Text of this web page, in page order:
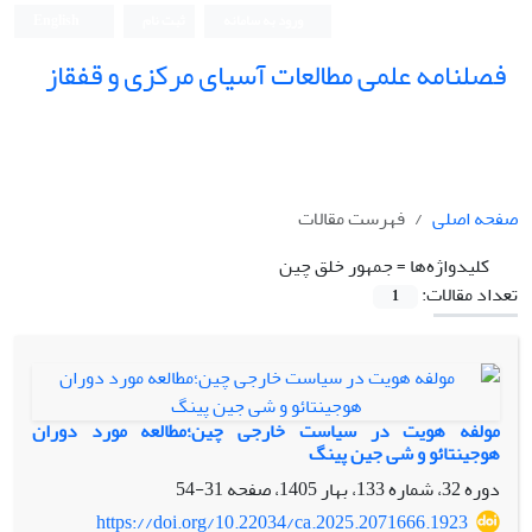
فصلنامه علمی مطالعات آسیای مرکزی و قفقاز
صفحه اصلی
فهرست مقالات
کلیدواژه‌ها =جمهور خلق چین
تعداد مقالات:
1
مولفه هویت در سیاست خارجی چین؛مطالعه مورد دوران
هوجینتائو و شی جین پینگ
دوره 32، شماره 133، بهار 1405، صفحه
31-54
https://doi.org/10.22034/ca.2025.2071666.1923